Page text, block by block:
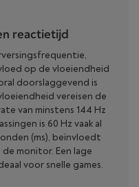
reactietijd
op de vloeiendheid
doorslaggevend is
vereisen de
van minstens 144 Hz
is 60 Hz vaak al
(ms), beïnvloedt
monitor. Een lage
voor snelle games.